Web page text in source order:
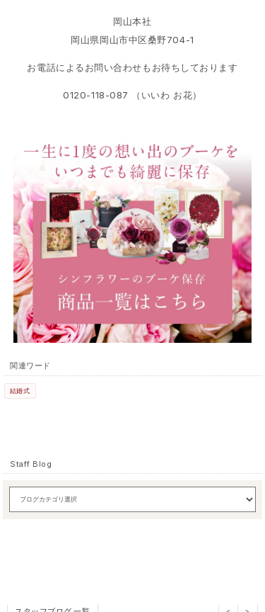
岡山本社
岡山県岡山市中区桑野704-1
お電話によるお問い合わせもお待ちしております
0120-118-087 （いいわ お花）
関連ワード
結婚式
Staff Blog